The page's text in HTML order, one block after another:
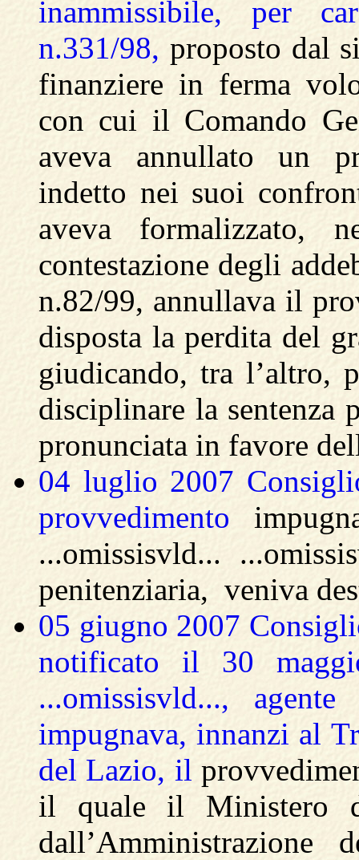
inammissibile, per
n.331/98, proposto dal
finanziere in ferma
con cui il Comando
aveva annullato un
indetto nei suoi
aveva formalizzato,
contestazione degli
n.82/99, annullava il
disposta la perdita del
giudicando, tra l’altro,
disciplinare la sentenza
pronunciata in favore
04 luglio 2007
provvedimento
...omissisvld...
penitenziaria, veniva
05 giugno 2007
notificato il 30
...omissisvld...,
impugnava, innanzi al
del Lazio, il
il quale il Ministero